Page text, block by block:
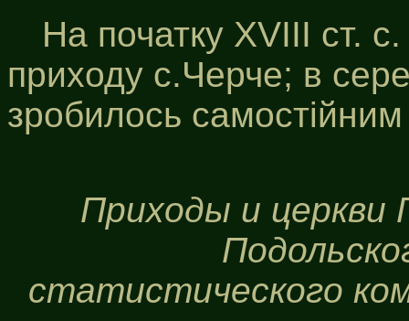
На початку ХVІІІ ст.
приходу с.Черче; в
зробилось
Приходы и церкви
статистического